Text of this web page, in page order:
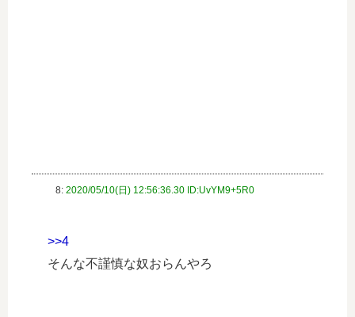
8: 2020/05/10(日) 12:56:36.30 ID:UvYM9+5R0
>>4
そんな不謹慎な奴おらんやろ